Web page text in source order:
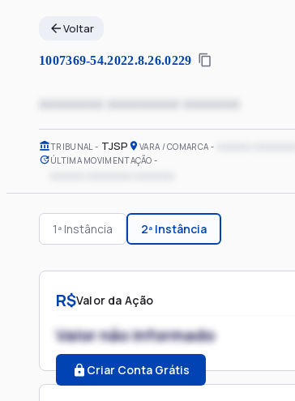
Voltar
1007369-54.2022.8.26.0229
xxxxxxxx xxxxxxxxx xxxxxxx
TRIBUNAL TJSP VARA / COMARCA
ÚLTIMA MOVIMENTAÇÃO
1ª Instância 2ª Instância
R$Valor da Ação
Valor não informado
Criar Conta Grátis